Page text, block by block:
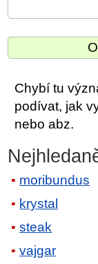
Chybí tu
podívat, jak
nebo abz.
moribundus
krystal
steak
vajgar